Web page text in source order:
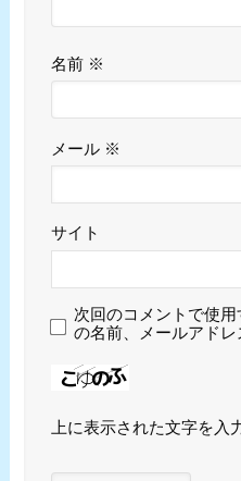
名前 ※
メール ※
サイト
次回のコメントで使
の名前、メールアドレ
上に表示された文字を入